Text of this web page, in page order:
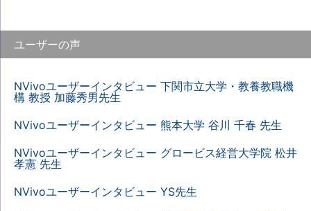
ユーザーの声
NVivoユーザーインタビュー 下関市立大学・教養教職機
構 教授 加藤秀男先生
NVivoユーザーインタビュー 熊本大学 谷川 千春 先生
NVivoユーザーインタビュー グロービス経営大学院 松井
孝憲 先生
NVivoユーザーインタビュー YS先生